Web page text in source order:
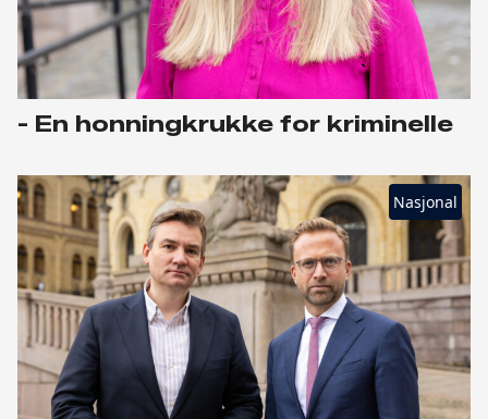
- En honningkrukke for kriminelle
Nasjonal